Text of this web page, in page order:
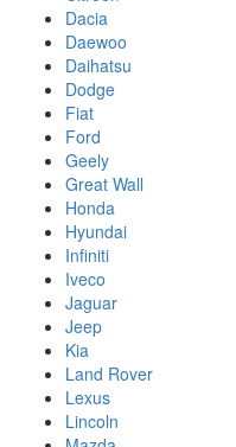
Dacia
Daewoo
Daihatsu
Dodge
Fiat
Ford
Geely
Great Wall
Honda
Hyundai
Infiniti
Iveco
Jaguar
Jeep
Kia
Land Rover
Lexus
Lincoln